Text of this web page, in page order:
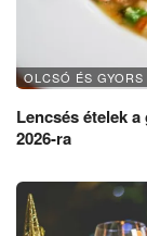
OLCSÓ ÉS
Lencsés ételek
2026-ra